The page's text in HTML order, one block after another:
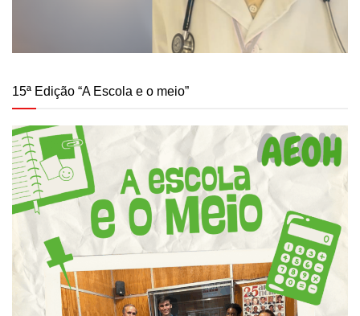
15ª Edição “A Escola e o meio”